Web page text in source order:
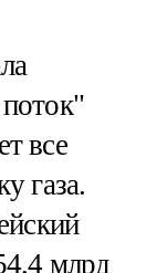
все
газа.
млрд